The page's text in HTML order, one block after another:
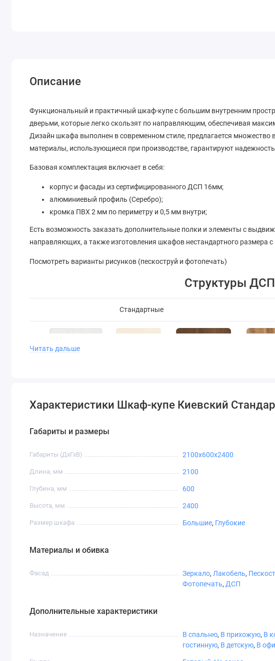
Описание
Функциональный и практичный шкаф-купе с большим внутренним
дверьми, которые легко скользят по направляющим, обеспечивая
Дизайн шкафа выполнен в современном стиле, предлагается множество
материалы, использующиеся при производстве, гарантируют
Базовая комплектация включает в себя:
корпус и фасады из сертифицированного ДСП 16мм;
алюминиевый профиль (Серебро);
кромка ПВХ 2 мм по периметру и 0,5 мм внутри;
Есть возможность заказать дополнительные полки и элементы с
направляющих, а также изготовления шкафов нестандартного размера
Посмотреть варианты рисунков (пескоструй и фотопечать)
Структуры ДСП
Стандартные
Структурный
Ваниль
Дуб
Дуб Молочный
Читать дальше
Характеристики Шкаф-купе Киевский
Габариты и размеры
Габариты (ДхГхВ) 2100x600x2400
Длина, мм 2100
Глубина, мм 600
Высота, мм 2400
Размер шкафа Большие, Глубокие
Материалы и обивка
Фасад Зеркало, Лакобель,
Фотопечать, ДСП
Дополнительные характеристики
Назначение В спальню, В прихожую, В
гостинную, В детскую, В